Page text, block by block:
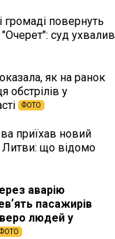
громаді повернуть
суд ухвалив
як на ранок
обстрілів у
ФОТО
приїхав новий
Литви: що відомо
аварію
пасажирів
людей у
ФОТО